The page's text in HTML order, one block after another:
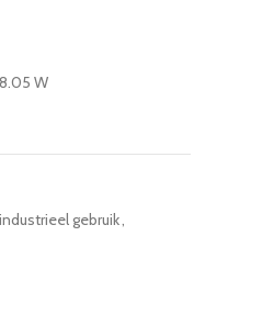
W
gebruik,